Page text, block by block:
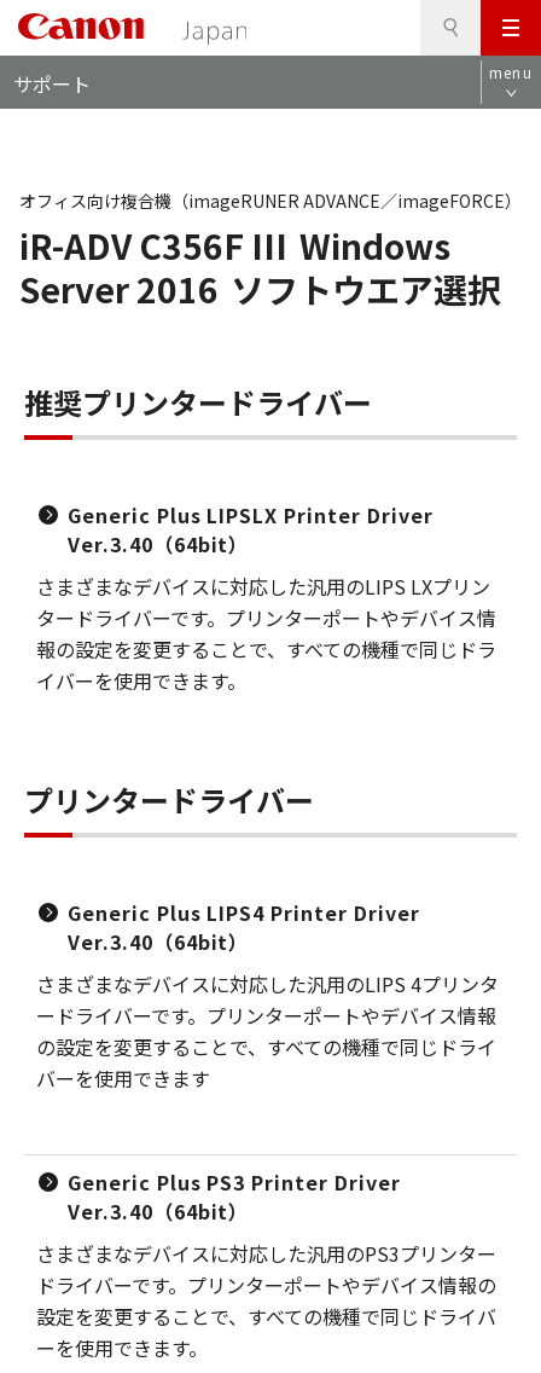
メ
ニ
ュ
サポート menu
iR-ADV C356F III Windows
Server 2016 ソフトウエア選択
オフィス向け複合機（imageRUNER ADVANCE／imageFORCE）
推奨プリンタードライバー
Generic Plus LIPSLX Printer Driver
Ver.3.40（64bit）
さまざまなデバイスに対応した汎用のLIPS LXプリン
タードライバーです。プリンターポートやデバイス情
報の設定を変更することで、すべての機種で同じドラ
イバーを使用できます。
プリンタードライバー
Generic Plus LIPS4 Printer Driver
Ver.3.40（64bit）
さまざまなデバイスに対応した汎用のLIPS 4プリンタ
ードライバーです。プリンターポートやデバイス情報
の設定を変更することで、すべての機種で同じドライ
バーを使用できます
Generic Plus PS3 Printer Driver
Ver.3.40（64bit）
さまざまなデバイスに対応した汎用のPS3プリンター
ドライバーです。プリンターポートやデバイス情報の
設定を変更することで、すべての機種で同じドライバ
ーを使用できます。